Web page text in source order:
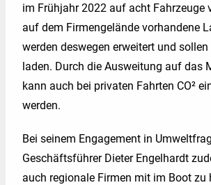
im Frühjahr 2022 auf acht Fahrzeuge
auf dem Firmengelände vorhandene
werden deswegen erweitert und sollen
laden. Durch die Ausweitung auf das
kann auch bei privaten Fahrten CO²
werden.
Bei seinem Engagement in
Geschäftsführer Dieter Engelhardt
auch regionale Firmen mit im Boot zu